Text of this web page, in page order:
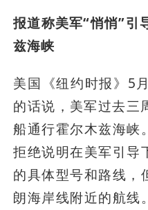
报道称美军“悄悄”引
兹海峡
美国《纽约时报》5
的话说，美军过去三
船通行霍尔木兹海峡
拒绝说明在美军引导
的具体型号和路线，
朗海岸线附近的航线